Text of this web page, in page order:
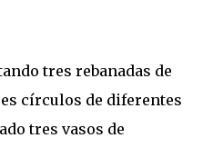
tres rebanadas de
círculos de diferentes
tres vasos de